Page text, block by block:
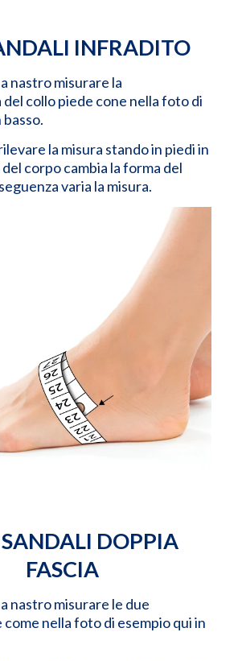
INFRADITO
nastro misurare la
collo piede cone nella foto di
la misura stando in piedi in
corpo cambia la forma del
varia la misura.
SANDALI DOPPIA
FASCIA
nastro misurare le due
nella foto di esempio qui in